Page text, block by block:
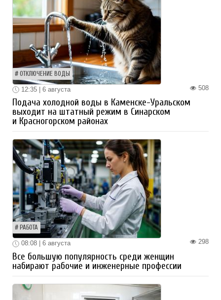
ОТКЛЮЧЕНИЕ ВОДЫ
508
12:35 | 6 августа
Подача холодной воды в Каменске-Уральском
выходит на штатный режим в Синарском
и Красногорском районах
РАБОТА
298
08:08 | 6 августа
Все большую популярность среди женщин
набирают рабочие и инженерные профессии